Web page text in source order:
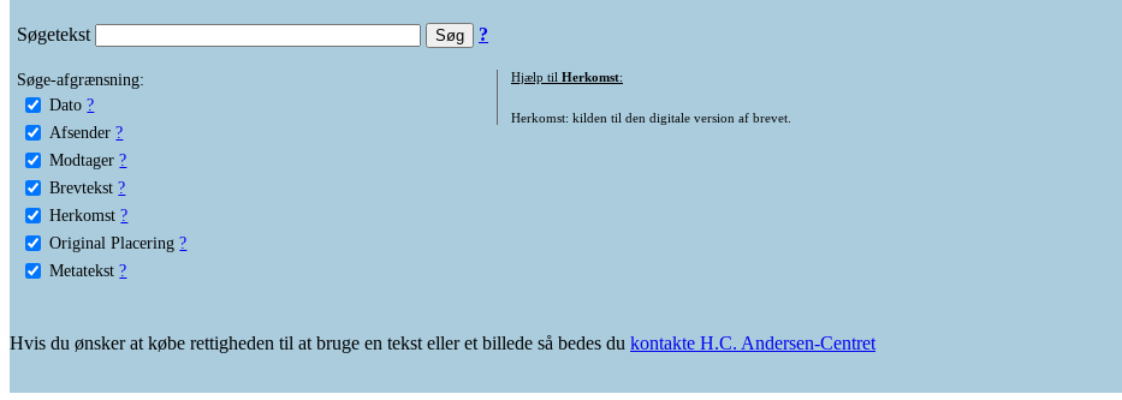
Søgetekst ?
Søge-afgrænsning:
Dato ?
Afsender ?
Modtager ?
Brevtekst ?
Herkomst ?
Original Placering ?
Metatekst ?
Hjælp til Herkomst:
Herkomst: kilden til den digitale version af brevet.
Hvis du ønsker at købe rettigheden til at bruge en tekst eller et billede så bedes du kontakte H.C. Andersen-Centret